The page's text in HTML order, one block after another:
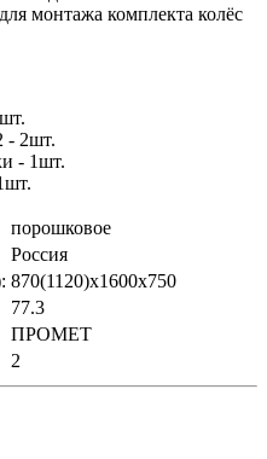
монтажа комплекта колёс
- 2шт.
- 1шт.
порошковое
Россия
870(1120)x1600x750
77.3
ПРОМЕТ
2